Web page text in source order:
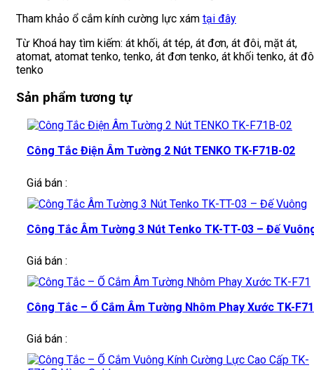
Tham khảo ổ cắm kính cường lực xám tại đây
Từ Khoá hay tìm kiếm: át khối, át tép, át đơn, át đôi, mặt át,
atomat, atomat tenko, tenko, át đơn tenko, át khối tenko, át
tenko
Sản phẩm tương tự
Công Tắc Điện Âm Tường 2 Nút TENKO TK-F71B-02
Giá bán :
Công Tắc Âm Tường 3 Nút Tenko TK-TT-03 – Đế
Giá bán :
Công Tắc – Ổ Cắm Âm Tường Nhôm Phay Xước TK-F71
Giá bán :